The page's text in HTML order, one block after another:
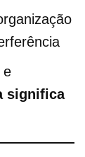
e
significa